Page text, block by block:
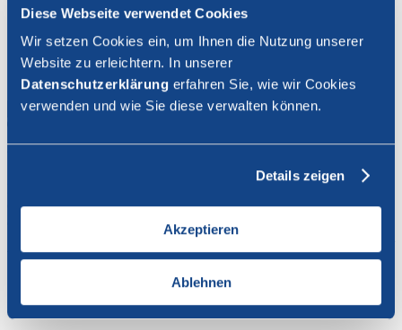
Diese Webseite verwendet Cookies
Wir setzen Cookies ein, um Ihnen die Nutzung unserer
Website zu erleichtern. In unserer
Datenschutzerklärung erfahren Sie, wie wir Cookies
verwenden und wie Sie diese verwalten können.
Details zeigen
Akzeptieren
Ablehnen
Connexion
Fermer la recherche
En tant que membre de SWISSCOFEL, vous pouvez vous
connecter avec votre nom d'utilisateur et le mot de passe pour
accéder au contenu de cette page.
Si vous n'avez pas encore d'accès, vous pouvez demander par e-mail
votre login personnel ausecrétariat.